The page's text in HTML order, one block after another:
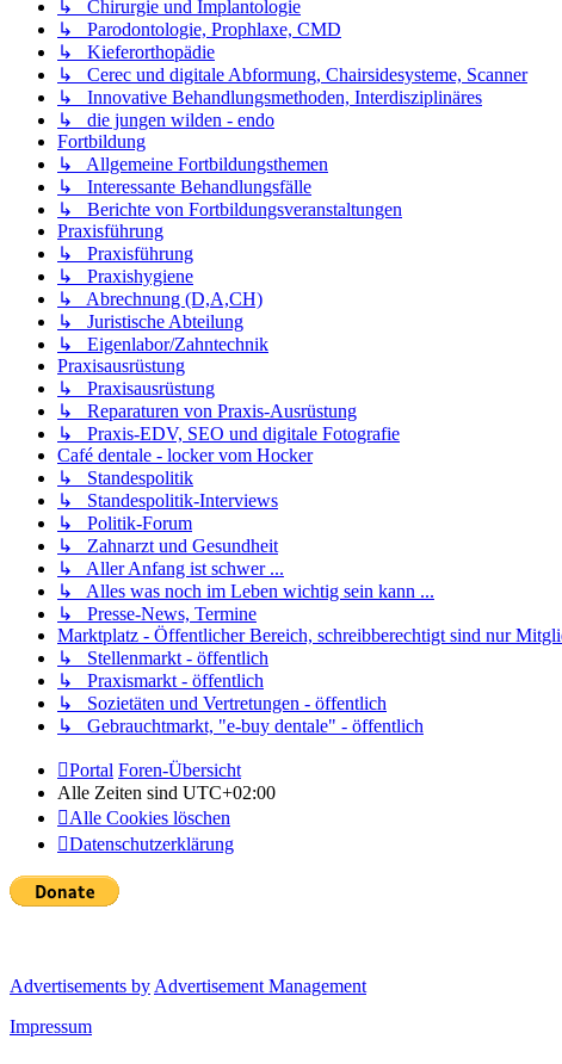
↳ Chirurgie und Implantologie
↳ Parodontologie, Prophlaxe, CMD
↳ Kieferorthopädie
↳ Cerec und digitale Abformung, Chairsidesysteme, Scanner
↳ Innovative Behandlungsmethoden, Interdisziplinäres
↳ die jungen wilden - endo
Fortbildung
↳ Allgemeine Fortbildungsthemen
↳ Interessante Behandlungsfälle
↳ Berichte von Fortbildungsveranstaltungen
Praxisführung
↳ Praxisführung
↳ Praxishygiene
↳ Abrechnung (D,A,CH)
↳ Juristische Abteilung
↳ Eigenlabor/Zahntechnik
Praxisausrüstung
↳ Praxisausrüstung
↳ Reparaturen von Praxis-Ausrüstung
↳ Praxis-EDV, SEO und digitale Fotografie
Café dentale - locker vom Hocker
↳ Standespolitik
↳ Standespolitik-Interviews
↳ Politik-Forum
↳ Zahnarzt und Gesundheit
↳ Aller Anfang ist schwer ...
↳ Alles was noch im Leben wichtig sein kann ...
↳ Presse-News, Termine
Marktplatz - Öffentlicher Bereich, schreibberechtigt sind nur
↳ Stellenmarkt - öffentlich
↳ Praxismarkt - öffentlich
↳ Sozietäten und Vertretungen - öffentlich
↳ Gebrauchtmarkt, "e-buy dentale" - öffentlich
Portal Foren-Übersicht
Alle Zeiten sind UTC+02:00
Alle Cookies löschen
Datenschutzerklärung
Advertisements by Advertisement Management
Impressum